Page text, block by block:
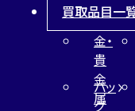
買取品目一
金・
貴
金
属
バッ
グ